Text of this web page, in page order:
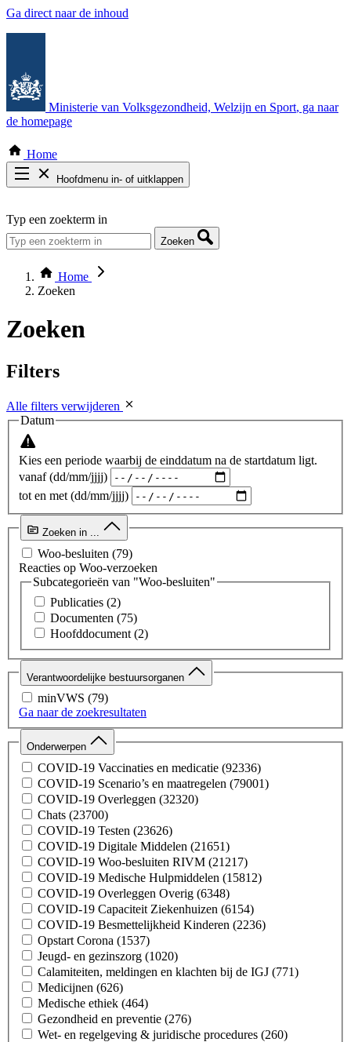
Ga direct naar de inhoud
Ministerie van Volksgezondheid, Welzijn en Sport, ga naar
de homepage
Home
Hoofdmenu in- of uitklappen
Thema COVID-19
Bekijk per bestuursorgaan
Typ een zoekterm in
Zoeken
Home
Zoeken
Zoeken
Filters
Alle filters verwijderen
Datum
Kies een periode waarbij de einddatum na de startdatum ligt.
vanaf (dd/mm/jjjj)
tot en met (dd/mm/jjjj)
Zoeken in ...
Woo-besluiten (79)
Reacties op Woo-verzoeken
Subcategorieën van "Woo-besluiten"
Publicaties (2)
Documenten (75)
Hoofddocument (2)
Verantwoordelijke bestuursorganen
minVWS (79)
Ga naar de zoekresultaten
Onderwerpen
COVID-19 Vaccinaties en medicatie (92336)
COVID-19 Scenario’s en maatregelen (79001)
COVID-19 Overleggen (32320)
Chats (23700)
COVID-19 Testen (23626)
COVID-19 Digitale Middelen (21651)
COVID-19 Woo-besluiten RIVM (21217)
COVID-19 Medische Hulpmiddelen (15812)
COVID-19 Overleggen Overig (6348)
COVID-19 Capaciteit Ziekenhuizen (6154)
COVID-19 Besmettelijkheid Kinderen (2236)
Opstart Corona (1537)
Jeugd- en gezinszorg (1020)
Calamiteiten, meldingen en klachten bij de IGJ (771)
Medicijnen (626)
Medische ethiek (464)
Gezondheid en preventie (276)
Wet- en regelgeving & juridische procedures (260)